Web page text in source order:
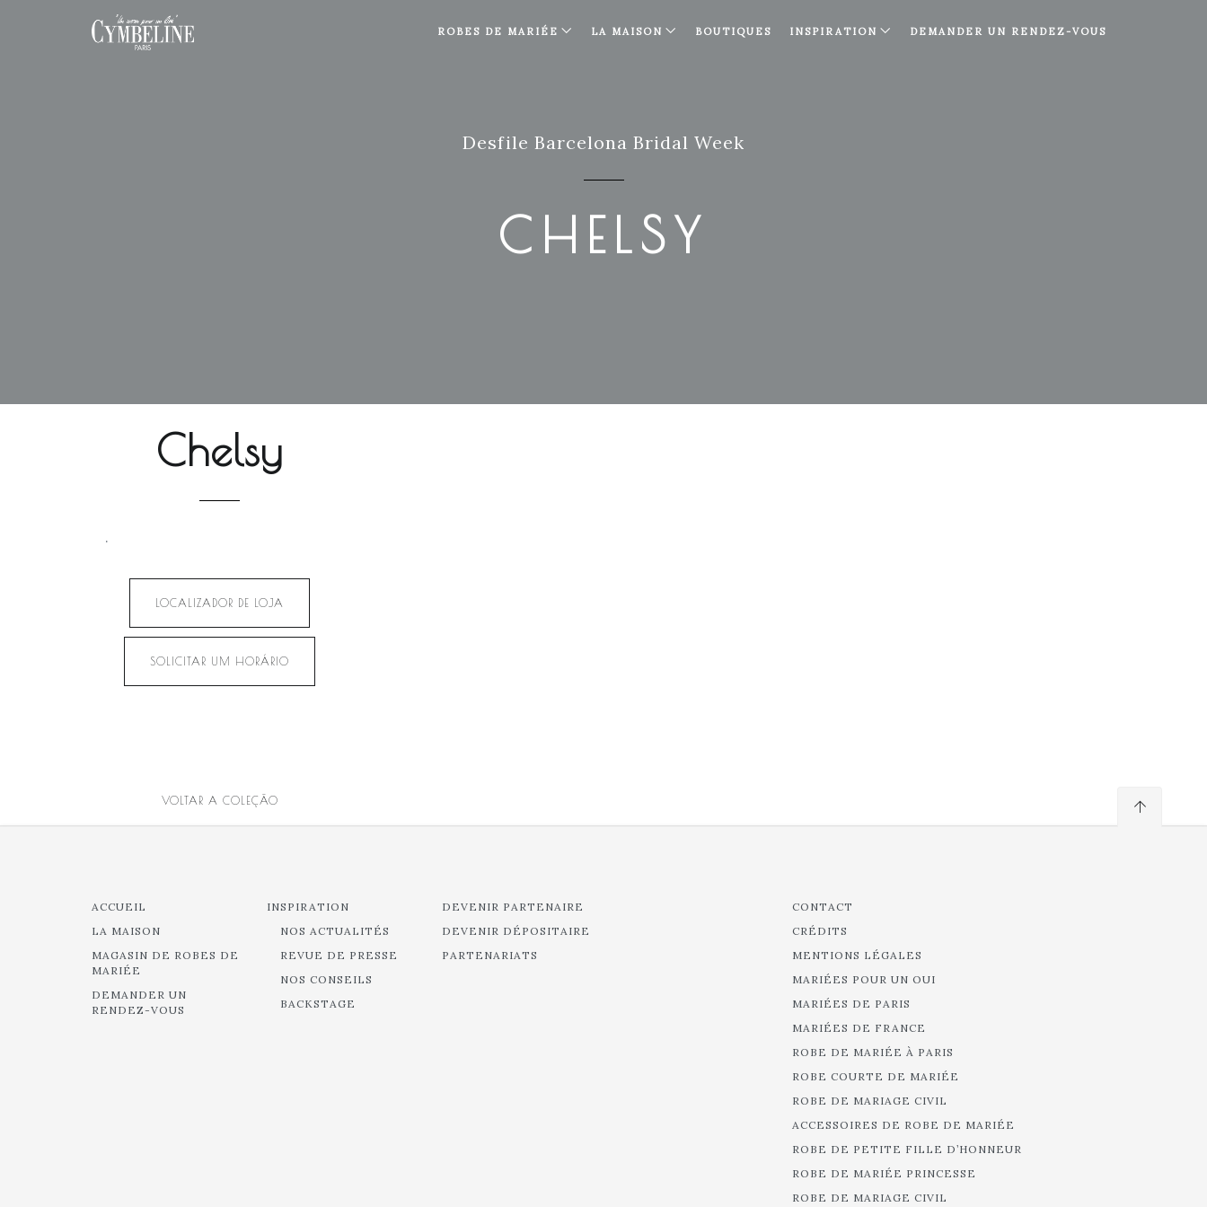
ROBES DE MARIÉE LA MAISON BOUTIQUES INSPIRATION DEMANDER UN RENDEZ-VOUS
Desfile Barcelona Bridal Week
CHELSY
Chelsy
.
LOCALIZADOR DE LOJA
SOLICITAR UM HORÁRIO
VOLTAR A COLEÇÃO
ACCUEIL
LA MAISON
MAGASIN DE ROBES DE
MARIÉE
DEMANDER UN
RENDEZ-VOUS
INSPIRATION
NOS ACTUALITÉS
REVUE DE PRESSE
NOS CONSEILS
BACKSTAGE
DEVENIR PARTENAIRE
DEVENIR DÉPOSITAIRE
PARTENARIATS
CONTACT
CRÉDITS
MENTIONS LÉGALES
MARIÉES POUR UN OUI
MARIÉES DE PARIS
MARIÉES DE FRANCE
ROBE DE MARIÉE À PARIS
ROBE COURTE DE MARIÉE
ROBE DE MARIAGE CIVIL
ACCESSOIRES DE ROBE DE MARIÉE
ROBE DE PETITE FILLE D’HONNEUR
ROBE DE MARIÉE PRINCESSE
ROBE DE MARIAGE CIVIL